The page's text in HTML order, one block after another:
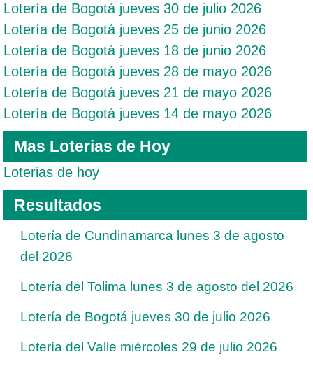
Lotería de Bogotá jueves 30 de julio 2026
Lotería de Bogotá jueves 25 de junio 2026
Lotería de Bogotá jueves 18 de junio 2026
Lotería de Bogotá jueves 28 de mayo 2026
Lotería de Bogotá jueves 21 de mayo 2026
Lotería de Bogotá jueves 14 de mayo 2026
Mas Loterias de Hoy
Loterias de hoy
Resultados
Lotería de Cundinamarca lunes 3 de agosto
del 2026
Lotería del Tolima lunes 3 de agosto del 2026
Lotería de Bogotá jueves 30 de julio 2026
Lotería del Valle miércoles 29 de julio 2026